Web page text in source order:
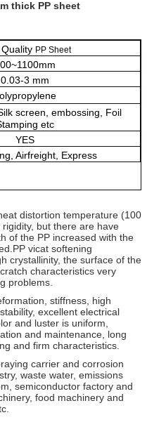
thick PP sheet
PP Sheet
0.03-3 mm
screen, embossing, Foil
etc
YES
Airfreight, Express
distortion temperature (100
but there are have
of the PP increased with the
vicat softening
crystallinity, the surface of the
characteristics very
problems.
stiffness, high
excellent electrical
and luster is uniform,
and maintenance, long
and firm characteristics.
carrier and corrosion
waste water, emissions
semiconductor factory and
food machinery and